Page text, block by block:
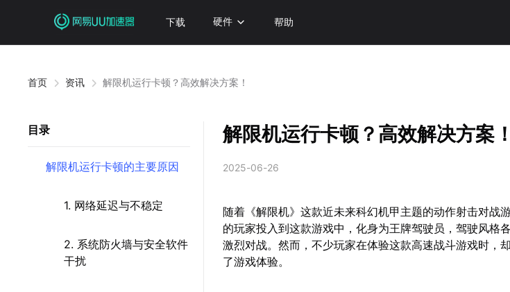
下载 硬件 帮助
首页 资讯 解限机运行卡顿？高效解决方案！
目录
解限机运行卡顿的主要原因
1. 网络延迟与不稳定
2. 系统防火墙与安全软件
干扰
解限机运行卡顿？高效解决方案！
2025-06-26
随着《解限机》这款近未来科幻机甲主题的动作射击对战
的玩家投入到这款游戏中，化身为王牌驾驶员，驾驶风格
激烈对战。然而，不少玩家在体验这款高速战斗游戏时，
了游戏体验。